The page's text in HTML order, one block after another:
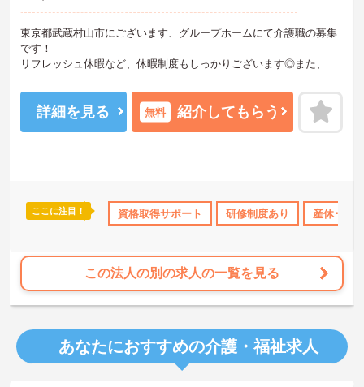
ブランクOK 資格取得サポート 研修制度あり 産休･
東京都武蔵村山市にございます、グループホームにて介護職の募集
です！
リフレッシュ休暇など、休暇制度もしっかりございます◎また、研
います♪
ご興味のある方は、マイナビ介護職までお問い合わせください。
詳細を見る 無料 紹介してもらう
ここに注目！ 資格取得サポート 研修制度あり 産休･育
この法人の別の求人の一覧を見る
あなたにおすすめの介護・福祉求人